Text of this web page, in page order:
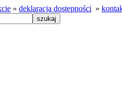
» deklaracja dostępności »